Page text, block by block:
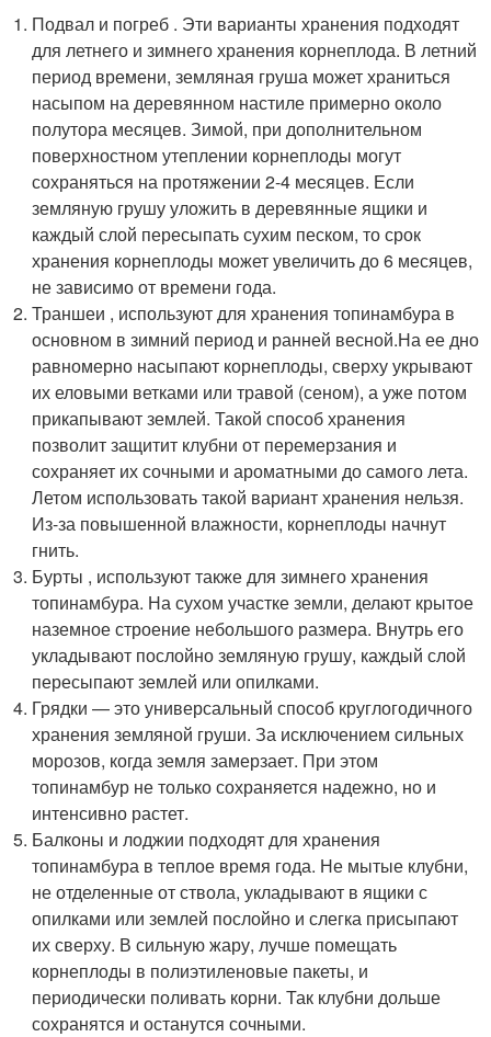
Подвал и погреб . Эти варианты хранения подходят
для летнего и зимнего хранения корнеплода. В летний
период времени, земляная груша может храниться
насыпом на деревянном настиле примерно около
полутора месяцев. Зимой, при дополнительном
поверхностном утеплении корнеплоды могут
сохраняться на протяжении 2-4 месяцев. Если
земляную грушу уложить в деревянные ящики и
каждый слой пересыпать сухим песком, то срок
хранения корнеплоды может увеличить до 6 месяцев,
не зависимо от времени года.
Траншеи , используют для хранения топинамбура в
основном в зимний период и ранней весной.На ее дно
равномерно насыпают корнеплоды, сверху укрывают
их еловыми ветками или травой (сеном), а уже потом
прикапывают землей. Такой способ хранения
позволит защитит клубни от перемерзания и
сохраняет их сочными и ароматными до самого лета.
Летом использовать такой вариант хранения нельзя.
Из-за повышенной влажности, корнеплоды начнут
гнить.
Бурты , используют также для зимнего хранения
топинамбура. На сухом участке земли, делают крытое
наземное строение небольшого размера. Внутрь его
укладывают послойно земляную грушу, каждый слой
пересыпают землей или опилками.
Грядки — это универсальный способ круглогодичного
хранения земляной груши. За исключением сильных
морозов, когда земля замерзает. При этом
топинамбур не только сохраняется надежно, но и
интенсивно растет.
Балконы и лоджии подходят для хранения
топинамбура в теплое время года. Не мытые клубни,
не отделенные от ствола, укладывают в ящики с
опилками или землей послойно и слегка присыпают
их сверху. В сильную жару, лучше помещать
корнеплоды в полиэтиленовые пакеты, и
периодически поливать корни. Так клубни дольше
сохранятся и останутся сочными.